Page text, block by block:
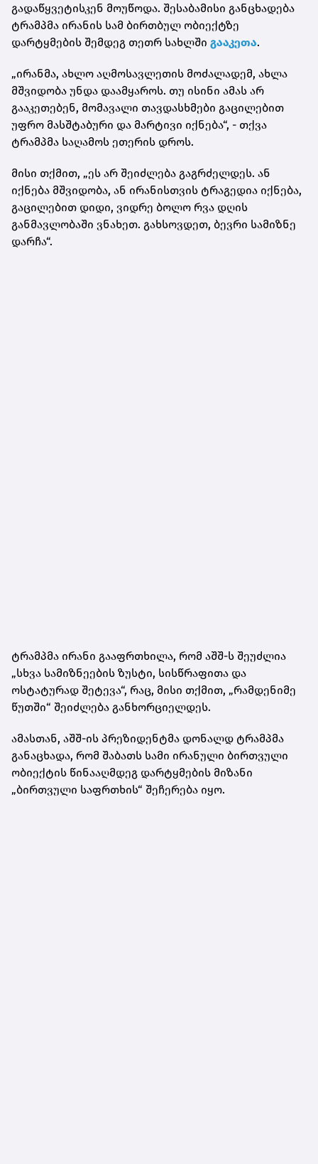
გადაწყვეტისკენ მოუწოდა. შესაბამისი განცხადება
ტრამპმა ირანის სამ ბირთბულ ობიექტზე
დარტყმების შემდეგ თეთრ სახლში გააკეთა.
„ირანმა, ახლო აღმოსავლეთის მოძალადემ, ახლა
მშვიდობა უნდა დაამყაროს. თუ ისინი ამას არ
გააკეთებენ, მომავალი თავდასხმები გაცილებით
უფრო მასშტაბური და მარტივი იქნება“, - თქვა
ტრამპმა საღამოს ეთერის დროს.
მისი თქმით, „ეს არ შეიძლება გაგრძელდეს. ან
იქნება მშვიდობა, ან ირანისთვის ტრაგედია იქნება,
გაცილებით დიდი, ვიდრე ბოლო რვა დღის
განმავლობაში ვნახეთ. გახსოვდეთ, ბევრი სამიზნე
დარჩა“.
ტრამპმა ირანი გააფრთხილა, რომ აშშ-ს შეუძლია
„სხვა სამიზნეების ზუსტი, სისწრაფითა და
ოსტატურად შეტევა“, რაც, მისი თქმით, „რამდენიმე
წუთში“ შეიძლება განხორციელდეს.
ამასთან, აშშ-ის პრეზიდენტმა დონალდ ტრამპმა
განაცხადა, რომ შაბათს სამი ირანული ბირთვული
ობიექტის წინააღმდეგ დარტყმების მიზანი
„ბირთვული საფრთხის“ შეჩერება იყო.